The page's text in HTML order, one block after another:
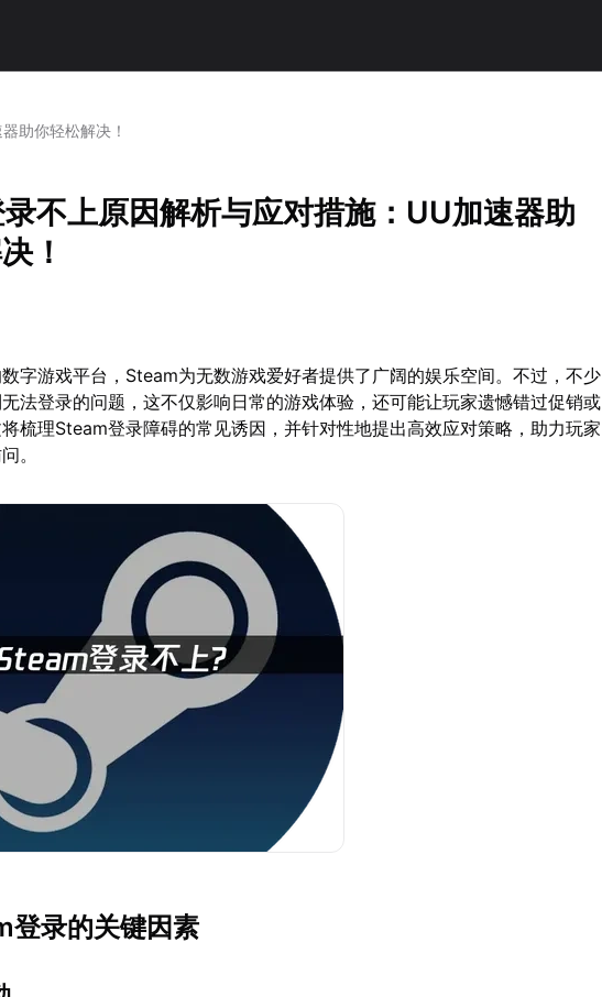
助你轻松解决！
不上原因解析与应对措施：UU加速器助
！
字游戏平台，Steam为无数游戏爱好者提供了广阔的娱乐空间。不过，不少
法登录的问题，这不仅影响日常的游戏体验，还可能让玩家遗憾错过促销或
梳理Steam登录障碍的常见诱因，并针对性地提出高效应对策略，助力玩家
。
登录的关键因素